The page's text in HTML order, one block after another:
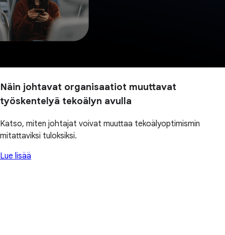
Näin johtavat organisaatiot muuttavat
työskentelyä tekoälyn avulla
Katso, miten johtajat voivat muuttaa tekoälyoptimismin
mitattaviksi tuloksiksi.
Lue lisää